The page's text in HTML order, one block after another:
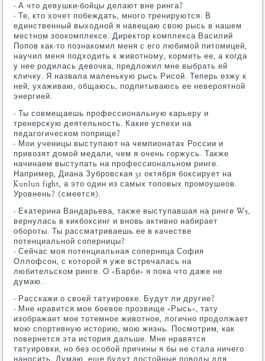
- А что девушки-бойцы делают вне ринга?
- Те, кто хочет побеждать, много тренируются. В
единственный выходной я навещаю свою рысь в нашем
местном зоокомплексе. Директор комплекса Василий
Попов как-то познакомил меня с его любимой питомицей,
научил меня подходить к животному, кормить ее, а когда
у нее родилась девочка, предложил мне выбрать ей
кличку. Я назвала маленькую рысь Рисой. Теперь езжу к
ней, ухаживаю, общаюсь, подпитываюсь ее невероятной
энергией.
- Ты совмещаешь профессиональную карьеру и
тренерскую деятельность. Какие успехи на
педагогическом поприще?
- Мои ученицы выступают на чемпионатах России и
привозят домой медали, чем я очень горжусь. Также
начинаем выступать на профессиональном ринге.
Например, Диана Зубровская 31 октября боксирует на
Kunlun fight, а это один из самых топовых промоушеов.
Уровнень? (смеется).
- Екатерина Вандарьева, также выступавшая на ринге W5,
вернулась в кикбоксинг и вновь активно набирает
обороты. Ты рассматриваешь ее в качестве
потенциальной соперницы?
- Сейчас моя потенциальная соперница София
Оллофсон, с которой я уже встречалась на
любительском ринге. О «Барби» я пока что даже не
думаю.
- Расскажи о своей татуировке. Будут ли другие?
- Мне нравится мое боевое прозвище «Рысь», тату
изображает мое тотемное животное, логично продолжает
мою спортивную историю, мою жизнь. Посмотрим, как
повернется эта история дальше. Мне нравятся
татуировки, но без особой причины я бы не стала ничего